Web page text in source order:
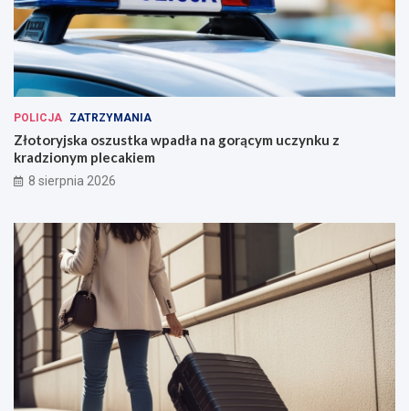
POLICJA ZATRZYMANIA
Złotoryjska oszustka wpadła na gorącym uczynku z
kradzionym plecakiem
8 sierpnia 2026